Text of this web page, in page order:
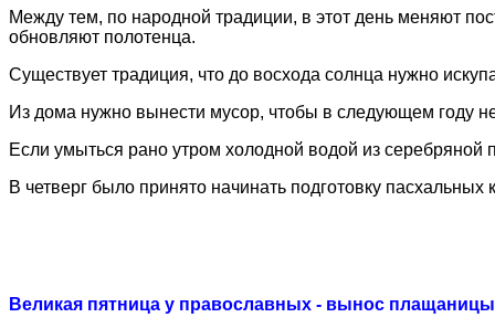
Между тем, по народной традиции, в этот день меняют
обновляют полотенца.
Существует традиция, что до восхода солнца нужно
Из дома нужно вынести мусор, чтобы в следующем году
Если умыться рано утром холодной водой из
В четверг было принято начинать подготовку пасхальных
Великая пятница у православных - вынос плащаницы